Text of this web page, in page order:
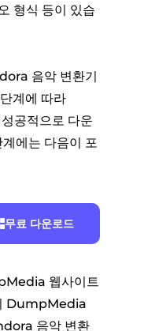
형식 등이 있습
음악 변환기
계에 따라
공적으로 다운
에는 다음이 포
무료 다운로드
웹사이트
DumpMedia
음악 변환